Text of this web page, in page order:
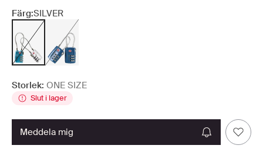
Färg:SILVER
Storlek: ONE SIZE
Slut i lager
meddela mig